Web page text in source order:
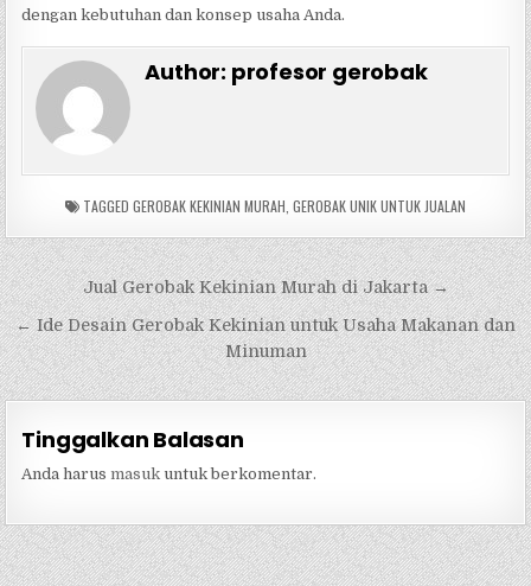
dengan kebutuhan dan konsep usaha Anda.
Author: profesor gerobak
TAGGED GEROBAK KEKINIAN MURAH GEROBAK UNIK UNTUK JUALAN
Navigasi
pos
Jual Gerobak Kekinian Murah di Jakarta →
← Ide Desain Gerobak Kekinian untuk Usaha Makanan dan
Minuman
Tinggalkan Balasan
Anda harusmasuk untuk berkomentar.